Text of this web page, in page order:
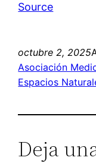
Source
octubre 2, 2025
Asociación
Espacios
Deja